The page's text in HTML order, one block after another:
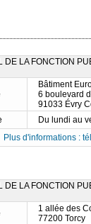
DE LA FONCTION
Bâtiment
6 boulevard
91033 Évry
Du lundi au
Plus d'informations :
DE LA FONCTION
1 allée des
77200 Torcy